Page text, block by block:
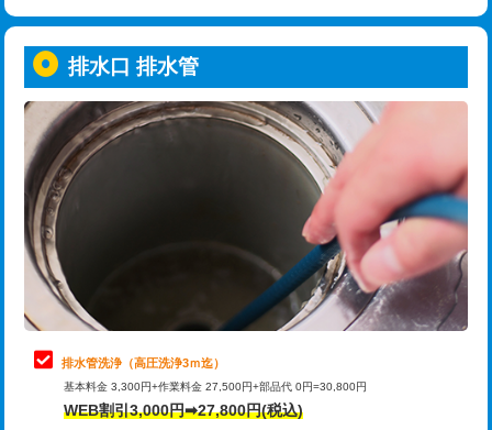
用（追加）/3ｍ超え)
給水管工事※（ライニング鋼管・銅
管・ポリ管・HT管使用/3ｍまで)
44,000円
給水管工事※（ライニング鋼管・銅
管・ポリ管・HT管使用/3ｍ超え)
+8,800円
排水管工事（土の掘削・埋め戻し作
業）
11,000円~
排水管工事（排水管工事/3ｍまで） 55,000円
排水管工事（追加 排水管工事/3ｍ超
え）
マス交換（土の掘削・埋め戻し作業）
トーラー機使用/3mまで
追加トーラー機使用/3m超え +3,300円
カメラ調査 33,000円
桝清掃 8,800円
止水・漏水調査・防水処理・清掃・修
理・調整・分解・加工など（軽作業）
11,000円
止水・漏水調査・防水処理・清掃・修
理・調整・分解・加工など（中作業）
22,000円
止水・漏水調査・防水処理・清掃・修
理・調整・分解・加工など（重作業）
33,000円
排水口 排水管
排水管洗浄（高圧洗浄3ｍ迄）
基本料金 3,300円+作業料金 27,500円+部品代 0円=30,800円
WEB割引3,000円➡27,800円(税込)